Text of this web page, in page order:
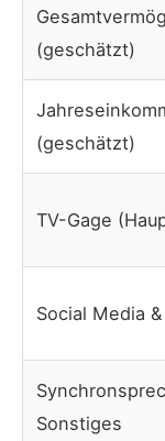
(geschätzt)
(geschätzt)
TV-Gage
Social Media
Sonstiges